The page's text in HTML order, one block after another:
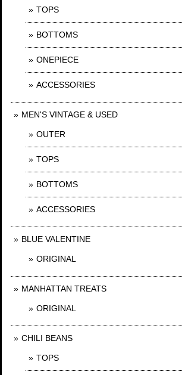
TOPS
BOTTOMS
ONEPIECE
ACCESSORIES
MEN'S VINTAGE & USED
OUTER
TOPS
BOTTOMS
ACCESSORIES
BLUE VALENTINE
ORIGINAL
MANHATTAN TREATS
ORIGINAL
CHILI BEANS
TOPS